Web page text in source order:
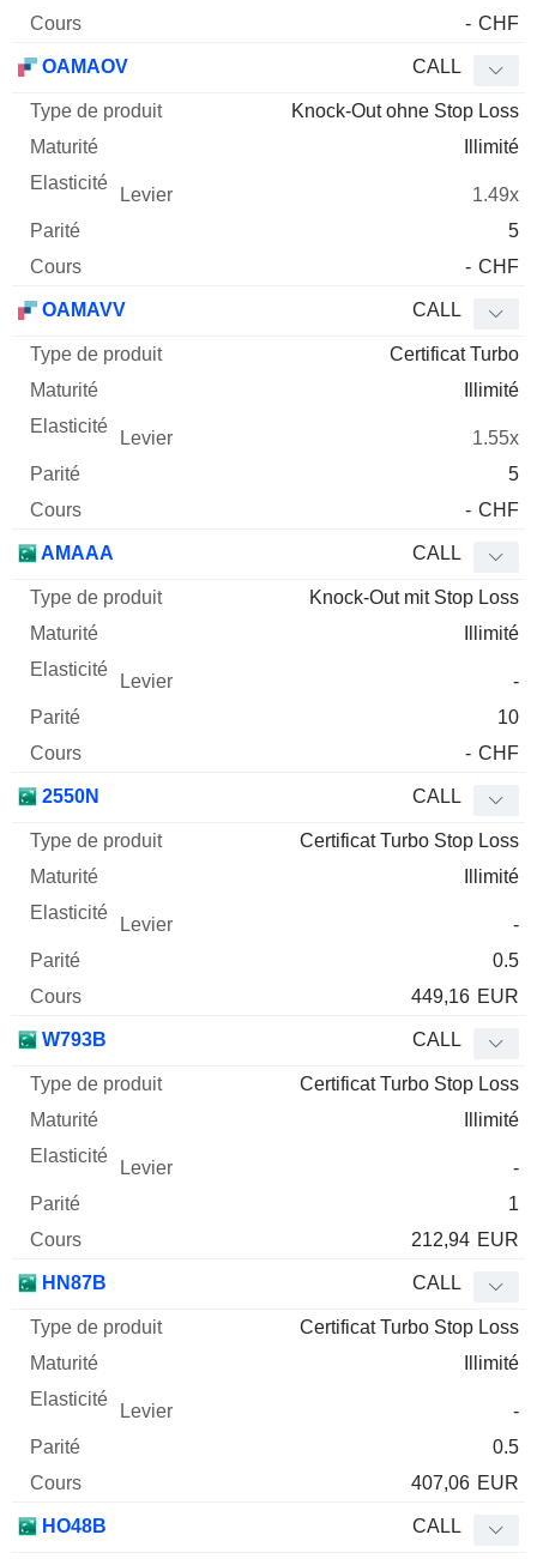
- CHF
OAMAOV CALL
Knock-Out ohne Stop Loss
Illimité
1.49x
5
- CHF
OAMAVV CALL
Certificat Turbo
Illimité
1.55x
5
- CHF
AMAAA CALL
Knock-Out mit Stop Loss
Illimité
-
10
- CHF
2550N CALL
Certificat Turbo Stop Loss
Illimité
-
0.5
449,16 EUR
W793B CALL
Certificat Turbo Stop Loss
Illimité
-
1
212,94 EUR
HN87B CALL
Certificat Turbo Stop Loss
Illimité
-
0.5
407,06 EUR
HO48B CALL